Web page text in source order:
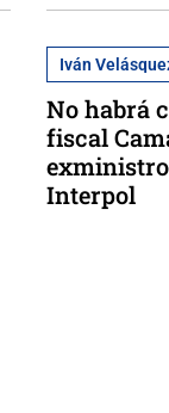
Iván
No habrá
fiscal
Interpol